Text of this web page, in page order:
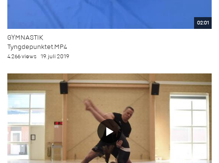
02:01
GYMNASTIK
Tyngdepunktet.MP4
4.266 views 19. juli 2019